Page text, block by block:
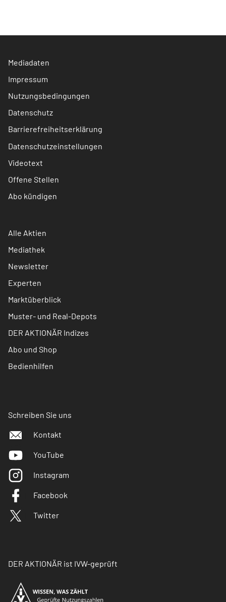
Mediadaten
Impressum
Nutzungsbedingungen
Datenschutz
Barrierefreiheitserklärung
Datenschutzeinstellungen
Videotext
Offene Stellen
Abo kündigen
Alle Aktien
Mediathek
Newsletter
Experten
Marktüberblick
Muster- und Real-Depots
DER AKTIONÄR Indizes
Abo und Shop
Bedienhilfen
Schreiben Sie uns
Kontakt
YouTube
Instagram
Facebook
Twitter
DER AKTIONÄR ist IVW-geprüft